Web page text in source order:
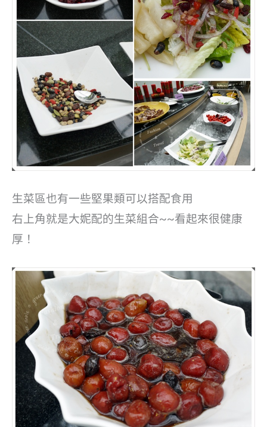
生菜區也有一些堅果類可以搭配食用
右上角就是大妮配的生菜組合~~看起來很健康
厚！